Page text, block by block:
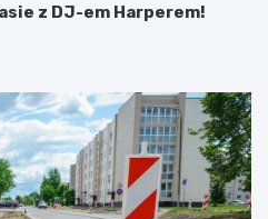
z DJ-em Harperem!